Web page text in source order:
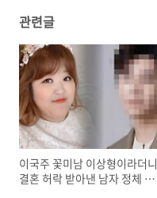
관련글
이국주 꽃미남 이상형이라더니
결혼 허락 받아낸 남자 정체 밝